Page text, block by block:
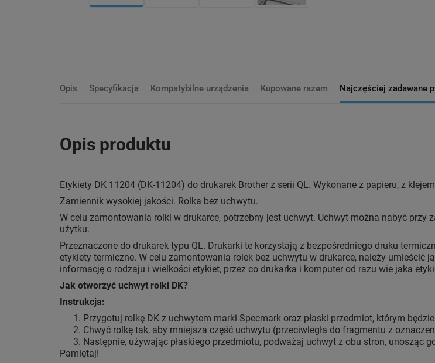
Opis Specyfikacja Kompatybilne urządzenia Kupowane razem Najczęściej zadawane
Opis produktu
Etykiety DK 11204 (DK-11204) do drukarek Brother z serii QL. Wykonane z papieru, z
Zamiennik wysokiej jakości. Rolka bez uchwytu.
W celu zamontowania rolki w drukarce, potrzebny jest uchwyt. Uchwyt można nabyć przy
użytku.
Przeznaczone do drukarek typu QL. Drukarki te korzystają z bezpośredniego druku
etykiety termiczne. W celu zamontowania rolek bez uchwytu w drukarce, należy umieścić
informację o rodzaju i wielkości etykiet, przez co drukarka i komputer od razu wie jaka
Jak otworzyć uchwyt rolki DK?
Instrukcja:
Przygotuj rolkę DK z uchwytem marki Specmark oraz płaski przedmiot, którym
Chwyć rolkę tak, aby mniejsza część uchwytu (przeciwległa do fragmentu z
Następnie, używając płaskiego przedmiotu, podważaj uchwyt z obu stron, unosząc
Pamiętaj!